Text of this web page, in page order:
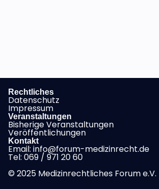
Rechtliches
Datenschutz
Impressum
Veranstaltungen
Bisherige Veranstaltungen
Veröffentlichungen
Kontakt
Email: info@forum-medizinrecht.de
Tel: 069 / 971 20 60
© 2025 Medizinrechtliches Forum e.V.